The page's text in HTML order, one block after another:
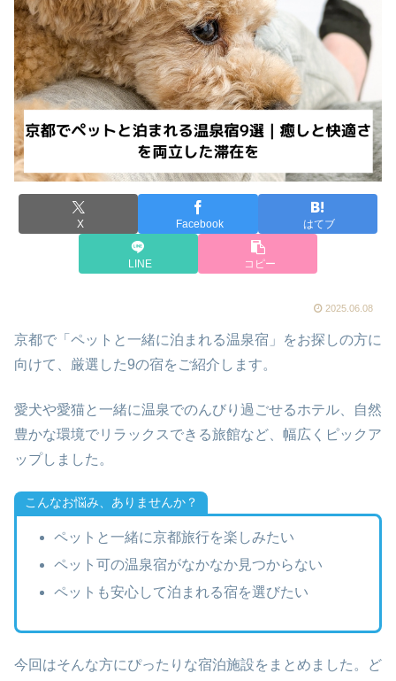
X Facebook はてブ
LINE コピー
2025.06.08
京都で「ペットと一緒に泊まれる温泉宿」をお探しの方に
向けて、厳選した9の宿をご紹介します。
愛犬や愛猫と一緒に温泉でのんびり過ごせるホテル、自然
豊かな環境でリラックスできる旅館など、幅広くピックア
ップしました。
こんなお悩み、ありませんか？
ペットと一緒に京都旅行を楽しみたい
ペット可の温泉宿がなかなか見つからない
ペットも安心して泊まれる宿を選びたい
今回はそんな方にぴったりな宿泊施設をまとめました。ど